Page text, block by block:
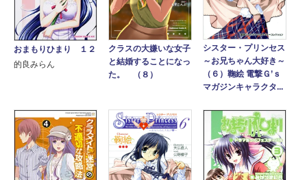
おまもりひまり １２
的良みらん
クラスの大嫌いな女子
と結婚することになっ
た。 （８）
シスター・プリンセス
～お兄ちゃん大好き～
（６）鞠絵 電撃Ｇ’ｓ
マガジンキャラクタ...